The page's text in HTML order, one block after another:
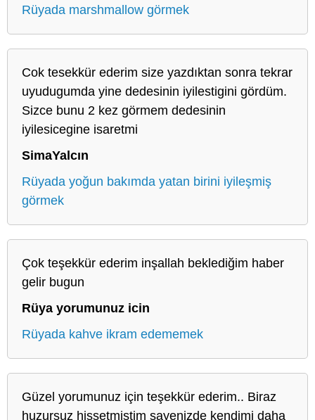
Rüyada marshmallow görmek
Cok tesekkür ederim size yazdıktan sonra tekrar
uyudugumda yine dedesinin iyilestigini gördüm.
Sizce bunu 2 kez görmem dedesinin
iyilesicegine isaretmi
SimaYalcın
Rüyada yoğun bakımda yatan birini iyileşmiş
görmek
Çok teşekkür ederim inşallah beklediğim haber
gelir bugun
Rüya yorumunuz icin
Rüyada kahve ikram edememek
Güzel yorumunuz için teşekkür ederim.. Biraz
huzursuz hissetmiştim sayenizde kendimi daha